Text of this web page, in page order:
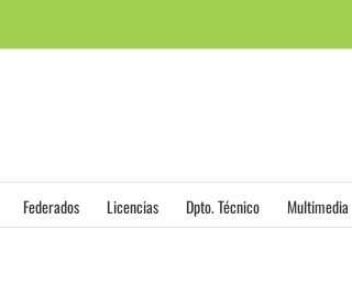
Federados Licencias Dpto. Técnico Multimedia